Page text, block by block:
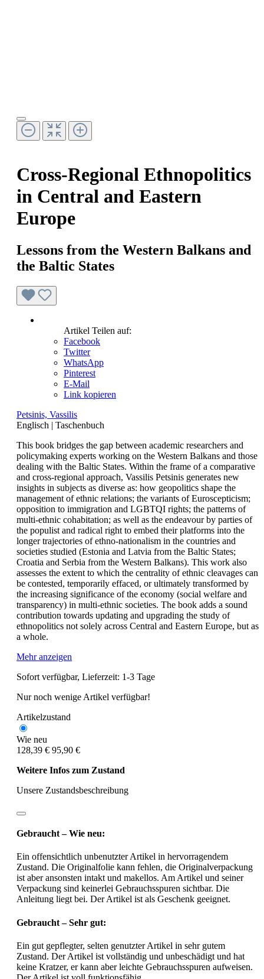
Cross-Regional Ethnopolitics
in Central and Eastern
Europe
Lessons from the Western Balkans and
the Baltic States
Artikel Teilen auf:
Facebook
Twitter
WhatsApp
Pinterest
E-Mail
Link kopieren
Petsinis, Vassilis
Englisch | Taschenbuch
This book bridges the gap between academic researchers and
policymaking experts working on the Western Balkans and those
dealing with the Baltic States. Within the frame of a comparative
and cross-regional approach, Vassilis Petsinis generates new
insights in subjects as diverse as: how geopolitics shape the
management of ethnic relations; the variants of Euroscepticism;
opposition to immigration and LGBTQI rights; the patterns of
multi-ethnic cohabitation; as well as the endeavour by parties of
the populist and radical right to embed their platforms into the
longer trajectories of ethno-nationalism in the countries and
societies studied (Estonia and Latvia from the Baltic States;
Croatia and Serbia from the Western Balkans). This work also
assesses the extent to which the centrality of ethnic cleavages can
be contested, temporarily effaced, or ultimately transformed by
the increasing significance of the economy (social welfare and
transparency) in multi-ethnic societies. The book adds a sound
contribution towards updating and upgrading the study of
ethnopolitics not solely across Central and Eastern Europe, but as
a whole.
Mehr anzeigen
Sofort verfügbar, Lieferzeit: 1-3 Tage
Nur noch wenige Artikel verfügbar!
Artikelzustand
Wie neu
128,39 € 95,90 €
Weitere Infos zum Zustand
Unsere Zustandsbeschreibung
Gebraucht – Wie neu:
Ein offensichtlich unbenutzter Artikel in hervorragendem
Zustand. Die Originalfolie kann fehlen, die Originalverpackung
ist aber ansonsten intakt und makellos. Am Artikel und seiner
Verpackung sind keinerlei Gebrauchsspuren sichtbar. Die
Anleitung liegt bei. Der Artikel ist als Geschenk geeignet.
Gebraucht – Sehr gut:
Ein gut gepflegter, selten genutzter Artikel in sehr gutem
Zustand. Der Artikel ist vollständig und unbeschädigt und hat
keine Kratzer, er kann aber leichte Gebrauchsspuren aufweisen.